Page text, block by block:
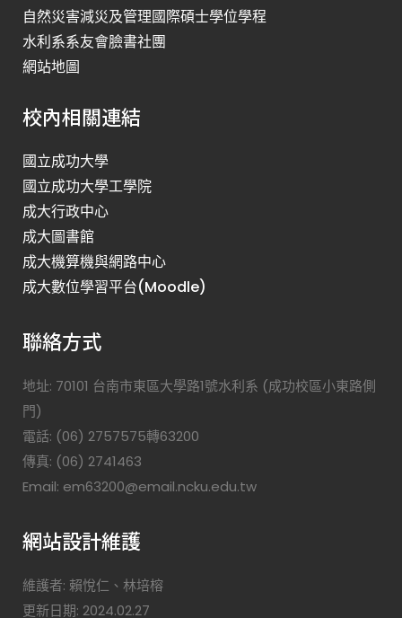
自然災害減災及管理國際碩士學位學程
水利系系友會臉書社團
網站地圖
校內相關連結
國立成功大學
國立成功大學工學院
成大行政中心
成大圖書館
成大機算機與網路中心
成大數位學習平台(Moodle)
聯絡方式
地址: 70101 台南市東區大學路1號水利系 (成功校區小東路側
門)
電話: (06) 2757575轉63200
傳真: (06) 2741463
Email: em63200@email.ncku.edu.tw
網站設計維護
維護者: 賴悅仁、林培榕
更新日期: 2024.02.27